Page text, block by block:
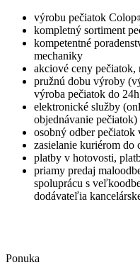
výrobu pečiatok Colop
kompletný sortiment
kompetentné
mechaniky
akciové ceny
pružnú dobu výroby
výroba pečiatok do
elektronické služby
objednávanie pečiatok)
osobný odber
zasielanie kuriérom do
platby v hotovosti,
priamy predaj
spoluprácu s
dodávateľia
Ponuka